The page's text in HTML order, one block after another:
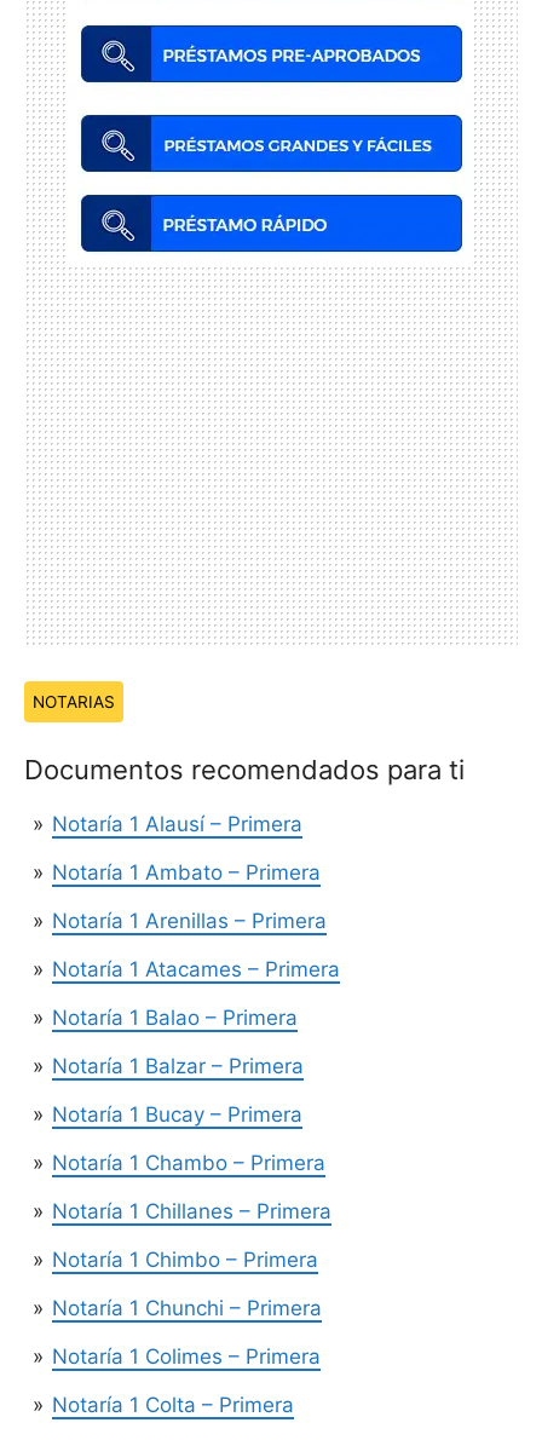
Temas:
NOTARIAS
Documentos recomendados para ti
Notaría 1 Alausí – Primera
Notaría 1 Ambato – Primera
Notaría 1 Arenillas – Primera
Notaría 1 Atacames – Primera
Notaría 1 Balao – Primera
Notaría 1 Balzar – Primera
Notaría 1 Bucay – Primera
Notaría 1 Chambo – Primera
Notaría 1 Chillanes – Primera
Notaría 1 Chimbo – Primera
Notaría 1 Chunchi – Primera
Notaría 1 Colimes – Primera
Notaría 1 Colta – Primera